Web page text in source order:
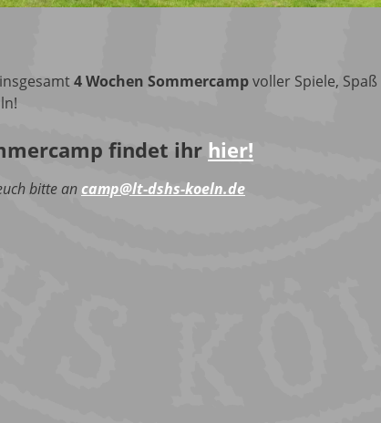
4 Wochen Sommercampvoller Spiele, Spaß
findet ihr hier!
bitte an camp@lt-dshs-koeln.de